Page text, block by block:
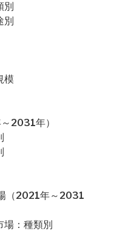
別
別
模
2031年）
（2021年～2031
場：種類別